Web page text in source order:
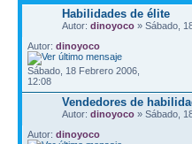
Habilidades de élite
Autor: dinoyoco » Sábado,
Autor: dinoyoco
Sábado, 18 Febrero 2006,
12:08
Vendedores de
Autor: dinoyoco » Sábado,
Autor: dinoyoco